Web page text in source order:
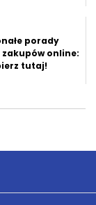
porady
online:
tutaj!